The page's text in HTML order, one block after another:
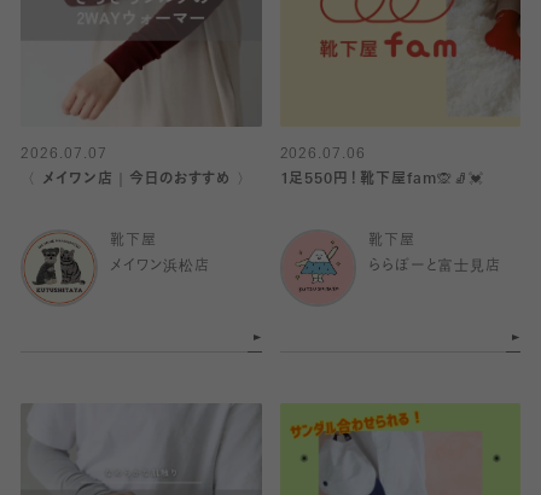
2026.07.07
〈 メイワン店｜今日のおすすめ 〉
靴下屋
メイワン浜松店
2026.07.06
1足550円！靴下屋fam🙊🧦💓
靴下屋
ららぽーと富士見店